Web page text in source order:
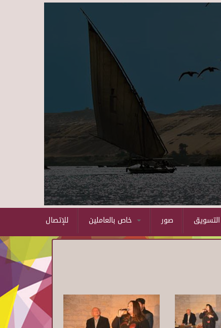
Skip to main content
للإتصال صور التسويق